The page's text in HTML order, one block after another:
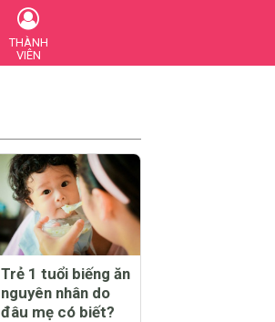
THÀNH
VIÊN
Trẻ 1 tuổi biếng ăn
nguyên nhân do
đâu mẹ có biết?